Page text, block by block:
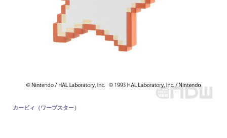
カービィ（ワープスター）